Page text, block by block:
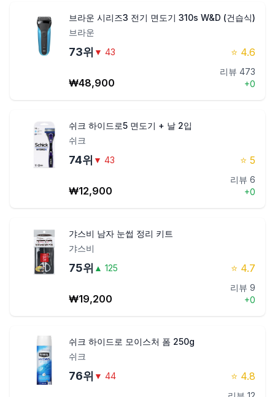
브라운 시리즈3 전기 면도기 310s W&D (건습식)
브라운
73위 ▼ 43 ⭐ 4.6
₩48,900
리뷰 473
+0
쉬크 하이드로5 면도기 + 날 2입
쉬크
74위 ▼ 43 ⭐ 5
₩12,900
리뷰 6
+0
갸스비 남자 눈썹 정리 키트
갸스비
75위 ▲ 125 ⭐ 4.7
₩19,200
리뷰 9
+0
쉬크 하이드로 모이스처 폼 250g
쉬크
76위 ▼ 44 ⭐ 4.8